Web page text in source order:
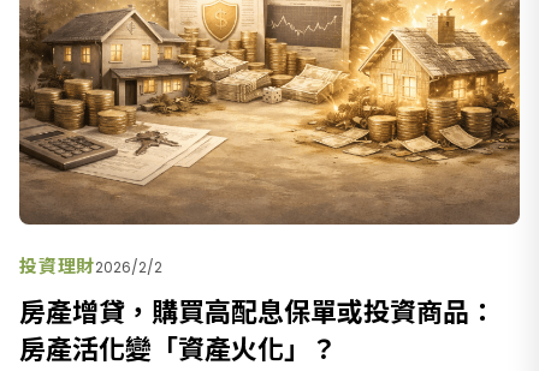
投資理財2026/2/2
房產增貸，購買高配息保單或投資商品：
房產活化變「資產火化」？